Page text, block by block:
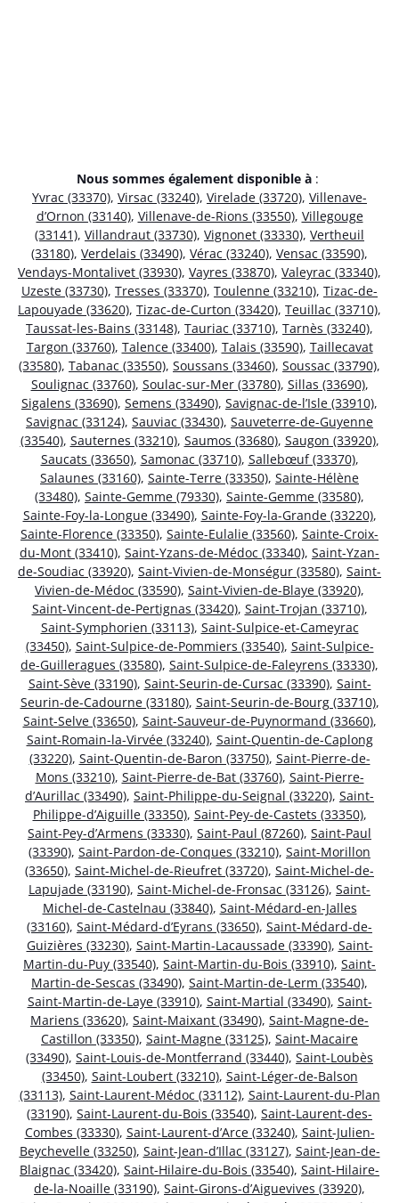
Nous sommes également disponible à :
Yvrac (33370), Virsac (33240), Virelade (33720), Villenave-
d’Ornon (33140), Villenave-de-Rions (33550), Villegouge
(33141), Villandraut (33730), Vignonet (33330), Vertheuil
(33180), Verdelais (33490), Vérac (33240), Vensac (33590),
Vendays-Montalivet (33930), Vayres (33870), Valeyrac (33340),
Uzeste (33730), Tresses (33370), Toulenne (33210), Tizac-de-
Lapouyade (33620), Tizac-de-Curton (33420), Teuillac (33710),
Taussat-les-Bains (33148), Tauriac (33710), Tarnès (33240),
Targon (33760), Talence (33400), Talais (33590), Taillecavat
(33580), Tabanac (33550), Soussans (33460), Soussac (33790),
Soulignac (33760), Soulac-sur-Mer (33780), Sillas (33690),
Sigalens (33690), Semens (33490), Savignac-de-l’Isle (33910),
Savignac (33124), Sauviac (33430), Sauveterre-de-Guyenne
(33540), Sauternes (33210), Saumos (33680), Saugon (33920),
Saucats (33650), Samonac (33710), Sallebœuf (33370),
Salaunes (33160), Sainte-Terre (33350), Sainte-Hélène
(33480), Sainte-Gemme (79330), Sainte-Gemme (33580),
Sainte-Foy-la-Longue (33490), Sainte-Foy-la-Grande (33220),
Sainte-Florence (33350), Sainte-Eulalie (33560), Sainte-Croix-
du-Mont (33410), Saint-Yzans-de-Médoc (33340), Saint-Yzan-
de-Soudiac (33920), Saint-Vivien-de-Monségur (33580), Saint-
Vivien-de-Médoc (33590), Saint-Vivien-de-Blaye (33920),
Saint-Vincent-de-Pertignas (33420), Saint-Trojan (33710),
Saint-Symphorien (33113), Saint-Sulpice-et-Cameyrac
(33450), Saint-Sulpice-de-Pommiers (33540), Saint-Sulpice-
de-Guilleragues (33580), Saint-Sulpice-de-Faleyrens (33330),
Saint-Sève (33190), Saint-Seurin-de-Cursac (33390), Saint-
Seurin-de-Cadourne (33180), Saint-Seurin-de-Bourg (33710),
Saint-Selve (33650), Saint-Sauveur-de-Puynormand (33660),
Saint-Romain-la-Virvée (33240), Saint-Quentin-de-Caplong
(33220), Saint-Quentin-de-Baron (33750), Saint-Pierre-de-
Mons (33210), Saint-Pierre-de-Bat (33760), Saint-Pierre-
d’Aurillac (33490), Saint-Philippe-du-Seignal (33220), Saint-
Philippe-d’Aiguille (33350), Saint-Pey-de-Castets (33350),
Saint-Pey-d’Armens (33330), Saint-Paul (87260), Saint-Paul
(33390), Saint-Pardon-de-Conques (33210), Saint-Morillon
(33650), Saint-Michel-de-Rieufret (33720), Saint-Michel-de-
Lapujade (33190), Saint-Michel-de-Fronsac (33126), Saint-
Michel-de-Castelnau (33840), Saint-Médard-en-Jalles
(33160), Saint-Médard-d’Eyrans (33650), Saint-Médard-de-
Guizières (33230), Saint-Martin-Lacaussade (33390), Saint-
Martin-du-Puy (33540), Saint-Martin-du-Bois (33910), Saint-
Martin-de-Sescas (33490), Saint-Martin-de-Lerm (33540),
Saint-Martin-de-Laye (33910), Saint-Martial (33490), Saint-
Mariens (33620), Saint-Maixant (33490), Saint-Magne-de-
Castillon (33350), Saint-Magne (33125), Saint-Macaire
(33490), Saint-Louis-de-Montferrand (33440), Saint-Loubès
(33450), Saint-Loubert (33210), Saint-Léger-de-Balson
(33113), Saint-Laurent-Médoc (33112), Saint-Laurent-du-Plan
(33190), Saint-Laurent-du-Bois (33540), Saint-Laurent-des-
Combes (33330), Saint-Laurent-d’Arce (33240), Saint-Julien-
Beychevelle (33250), Saint-Jean-d’Illac (33127), Saint-Jean-de-
Blaignac (33420), Saint-Hilaire-du-Bois (33540), Saint-Hilaire-
de-la-Noaille (33190), Saint-Girons-d’Aiguevives (33920),